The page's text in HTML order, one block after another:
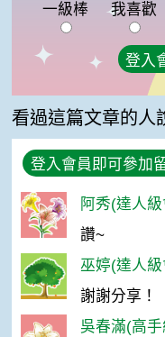
一級棒
我喜歡
登入
看過這篇文章的人
登入會員即可參加
阿秀(達人
讚~
巫婷(達人
謝謝分享！
吳春滿(高